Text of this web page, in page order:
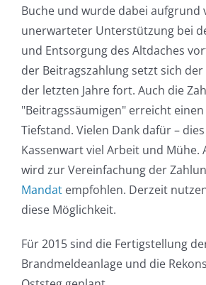
Buche und wurde dabei aufgrund
unerwarteter Unterstützung bei
und Entsorgung des Altdaches
der Beitragszahlung setzt sich
der letzten Jahre fort. Auch die
"Beitragssäumigen" erreicht
Tiefstand. Vielen Dank dafür –
Kassenwart viel Arbeit und Mühe.
wird zur Vereinfachung der
Mandat empfohlen. Derzeit
diese Möglichkeit.
Für 2015 sind die Fertigstellung
Brandmeldeanlage und die